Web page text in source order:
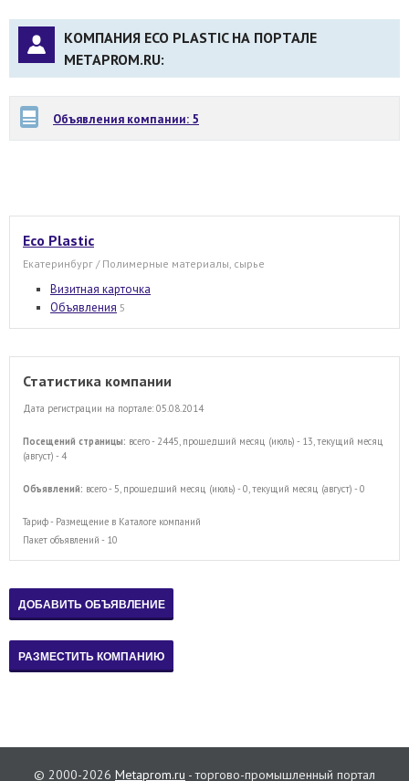
КОМПАНИЯ ECO PLASTIC НА ПОРТАЛЕ
METAPROM.RU:
Объявления компании: 5
Eco Plastic
Екатеринбург / Полимерные материалы, сырье
Визитная карточка
Объявления 5
Статистика компании
Дата регистрации на портале: 05.08.2014
Посещений страницы: всего - 2445, прошедший месяц (июль) - 13, текущий месяц
(август) - 4
Объявлений: всего - 5, прошедший месяц (июль) - 0, текущий месяц (август) - 0
Тариф - Размещение в Каталоге компаний
Пакет объявлений - 10
© 2000-2026 Metaprom.ru - торгово-промышленный портал